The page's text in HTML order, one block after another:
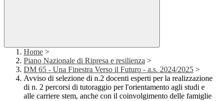
Home >
Piano Nazionale di Ripresa e resilienza >
DM 65 - Una Finestra Verso il Futuro - a.s. 2024/2025 >
Avviso di selezione di n.2 docenti esperti per la realizzazione
di n. 2 percorsi di tutoraggio per l'orientamento agli studi e
alle carriere stem, anche con il coinvolgimento delle famiglie